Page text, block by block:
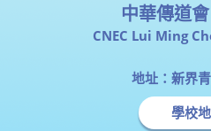
中華傳道
CNEC Lui Ming
地址：新界
學校